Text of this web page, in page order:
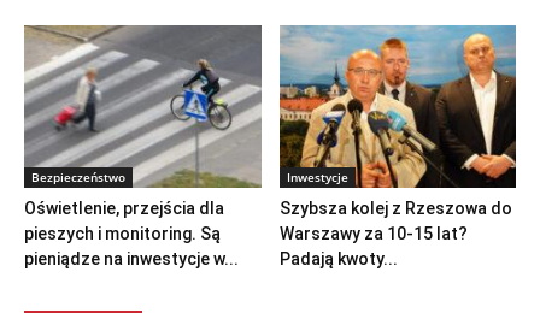
Bezpieczeństwo
Oświetlenie, przejścia dla
pieszych i monitoring. Są
pieniądze na inwestycje w...
Inwestycje
Szybsza kolej z Rzeszowa do
Warszawy za 10-15 lat?
Padają kwoty...